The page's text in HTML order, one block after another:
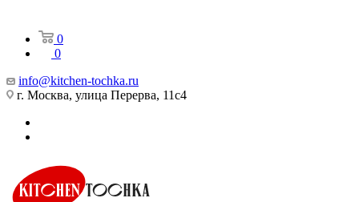
0
0
info@kitchen-tochka.ru
г. Москва, улица Перерва, 11с4